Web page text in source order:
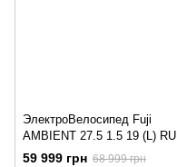
ЭлектроВелосипед Fuji
AMBIENT 27.5 1.5 19 (L) RU
59 999 грн 68 999 грн